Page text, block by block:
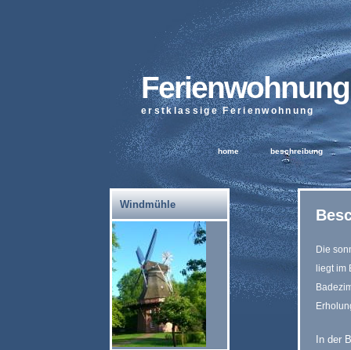
erstklassige Ferienwohnung
home beschreibung
Windmühle
Die
liegt im
In der